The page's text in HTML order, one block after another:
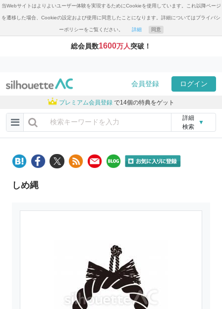
当Webサイトはよりよいユーザー体験を実現するためにCookieを使用しています。これ以降ページ
を遷移した場合、Cookieの設定および使用に同意したことになります。詳細についてはプライバシ
ーポリシーをご覧ください。 詳細 同意
総会員数1600万人突破！
会員登録 ログイン
プレミアム会員登録 で14個の特典をゲット
詳細
検索
▼
しめ縄